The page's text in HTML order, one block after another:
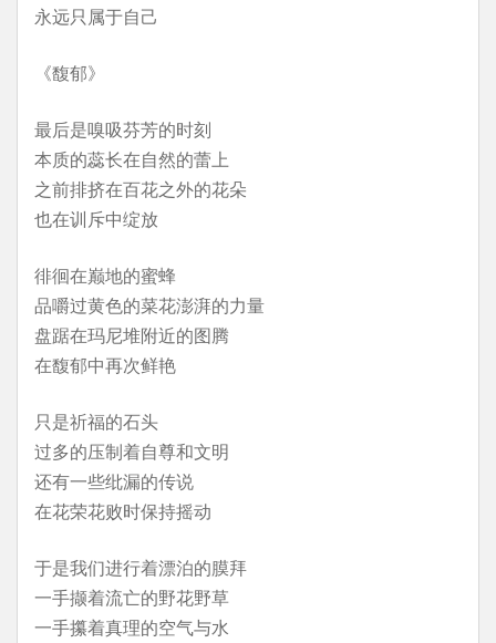
永远只属于自己
《馥郁》
最后是嗅吸芬芳的时刻
本质的蕊长在自然的蕾上
之前排挤在百花之外的花朵
也在训斥中绽放
徘徊在巅地的蜜蜂
品嚼过黄色的菜花澎湃的力量
盘踞在玛尼堆附近的图腾
在馥郁中再次鲜艳
只是祈福的石头
过多的压制着自尊和文明
还有一些纰漏的传说
在花荣花败时保持摇动
于是我们进行着漂泊的膜拜
一手撷着流亡的野花野草
一手攥着真理的空气与水